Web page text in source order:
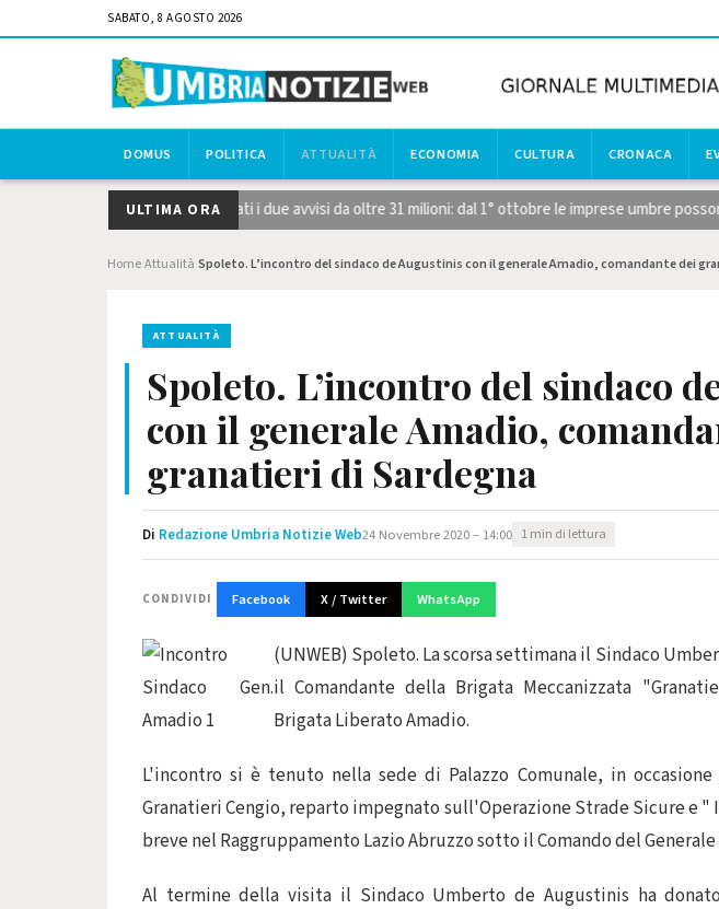
SABATO, 8 AGOSTO 2026
DOMUS POLITICA ATTUALITÀ ECONOMIA CULTURA CRONACA
ULTIMA ORA
strategiche STEP, pubblicati i due avvisi da oltre 31 milioni: dal 1° ottobre le imprese umbre possono
HomeAttualità Spoleto. L’incontro del sindaco de Augustinis con il generale Amadio, comandante dei
ATTUALITÀ
Spoleto. L’incontro del sindaco
con il generale Amadio,
granatieri di Sardegna
Di Redazione Umbria Notizie Web24 Novembre 2020 – 14:00 1 min di lettura
CONDIVIDI Facebook X / Twitter WhatsApp
(UNWEB) Spoleto. La scorsa settimana il Sindaco
il Comandante della Brigata Meccanizzata
Brigata Liberato Amadio.
L'incontro si è tenuto nella sede di Palazzo Comunale, in
Granatieri Cengio, reparto impegnato sull'Operazione Strade Sicure e "
breve nel Raggruppamento Lazio Abruzzo sotto il Comando del Generale
Al termine della visita il Sindaco Umberto de Augustinis ha